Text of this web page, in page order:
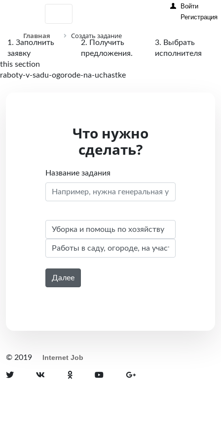
Войти
Регистрация
Главная Создать задание
1. Заполнить
заявку
2. Получить
предложения.
3. Выбрать
исполнителя
this section
raboty-v-sadu-ogorode-na-uchastke
Что нужно
сделать?
Название задания
Далее
© 2019 Internet Job